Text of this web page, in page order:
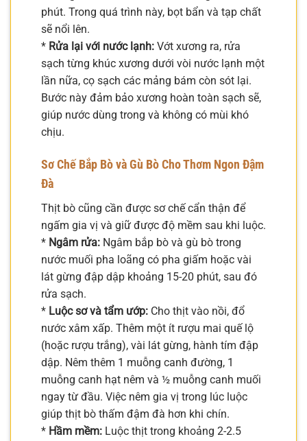
phút. Trong quá trình này, bọt bẩn và tạp chất
sẽ nổi lên.
* Rửa lại với nước lạnh: Vớt xương ra, rửa
sạch từng khúc xương dưới vòi nước lạnh một
lần nữa, cọ sạch các mảng bám còn sót lại.
Bước này đảm bảo xương hoàn toàn sạch sẽ,
giúp nước dùng trong và không có mùi khó
chịu.
Sơ Chế Bắp Bò và Gù Bò Cho Thơm Ngon Đậm
Đà
Thịt bò cũng cần được sơ chế cẩn thận để
ngấm gia vị và giữ được độ mềm sau khi luộc.
* Ngâm rửa: Ngâm bắp bò và gù bò trong
nước muối pha loãng có pha giấm hoặc vài
lát gừng đập dập khoảng 15-20 phút, sau đó
rửa sạch.
* Luộc sơ và tẩm ướp: Cho thịt vào nồi, đổ
nước xâm xấp. Thêm một ít rượu mai quế lộ
(hoặc rượu trắng), vài lát gừng, hành tím đập
dập. Nêm thêm 1 muỗng canh đường, 1
muỗng canh hạt nêm và ½ muỗng canh muối
ngay từ đầu. Việc nêm gia vị trong lúc luộc
giúp thịt bò thấm đậm đà hơn khi chín.
* Hầm mềm: Luộc thịt trong khoảng 2-2.5